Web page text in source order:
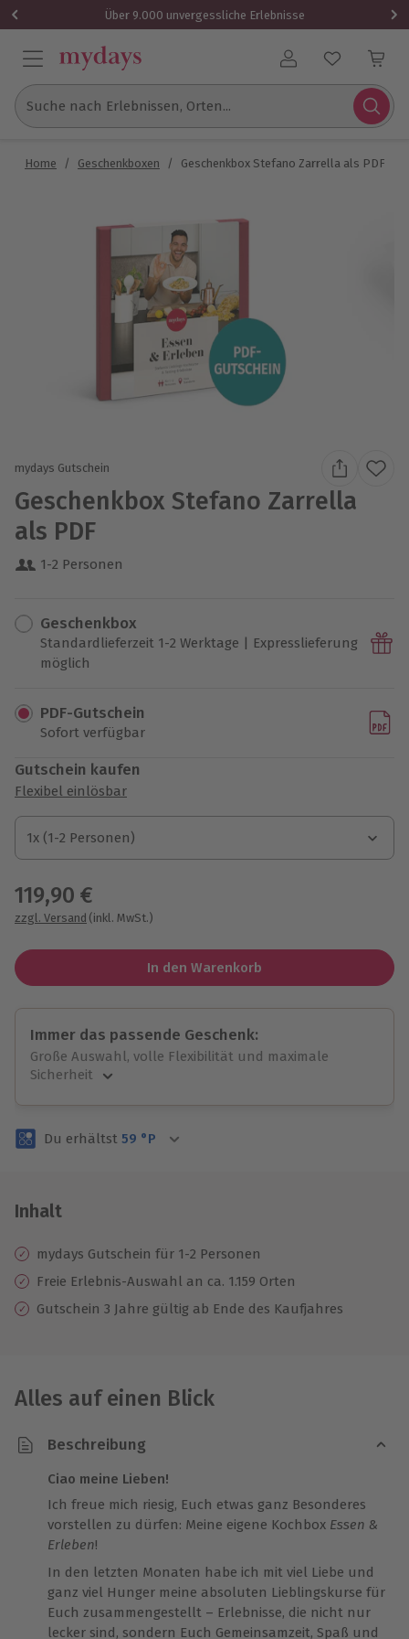
Über 9.000 unvergessliche Erlebnisse
Benutzerkonto
Suche nach Erlebnissen, Orten...
Home / Geschenkboxen / Geschenkbox Stefano Zarrella als PDF
mydays Gutschein
Geschenkbox Stefano Zarrella
als PDF
1-2 Personen
Geschenkbox
Standardlieferzeit 1-2 Werktage | Expresslieferung
möglich
PDF-Gutschein
Sofort verfügbar
Gutschein kaufen
Flexibel einlösbar
1x (1-2 Personen)
1x (1-2 Personen)
1x (1-2 Personen)
119,90 €
zzgl. Versand (inkl. MwSt.)
In den Warenkorb
Immer das passende Geschenk:
Große Auswahl, volle Flexibilität und maximale
Sicherheit
Volle Flexibilität
3 Jahre gültig & verlängerbar.
Du erhältst 59 °P
Inhalt
mydays Gutschein für 1-2 Personen
Freie Erlebnis-Auswahl an ca. 1.159 Orten
Gutschein 3 Jahre gültig ab Ende des Kaufjahres
Alles auf einen Blick
Beschreibung
Ciao meine Lieben!
Ich freue mich riesig, Euch etwas ganz Besonderes
vorstellen zu dürfen: Meine eigene Kochbox Essen &
Erleben!
In den letzten Monaten habe ich mit viel Liebe und
ganz viel Hunger meine absoluten Lieblingskurse für
Euch zusammengestellt – Erlebnisse, die nicht nur
lecker sind, sondern Euch Gemeinsamzeit, Spaß und